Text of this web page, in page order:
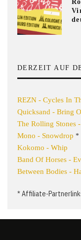
DERZEIT AUF
REZN - Cycles In
Quicksand - Bring
The Rolling Stones
Mono - Snowdrop *
Kokomo - Whip
Band Of Horses -
Between Bodies -
* Affiliate-